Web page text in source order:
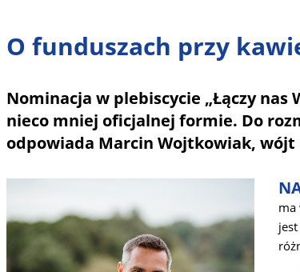
O funduszach przy
Nominacja w plebiscycie „Łączy
nieco mniej oficjalnej formie. Do
odpowiada Marcin Wojtkowiak, wójt
ma